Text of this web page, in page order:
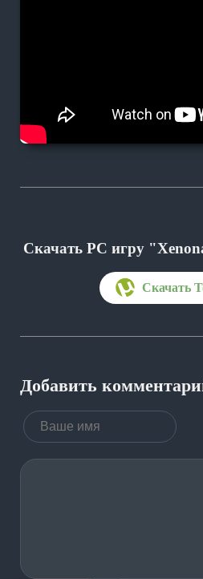
Скачать PC игру
Добавить